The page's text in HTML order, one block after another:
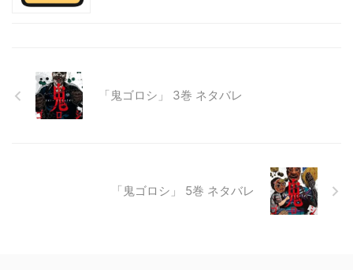
「鬼ゴロシ」 3巻 ネタバレ
「鬼ゴロシ」 5巻 ネタバレ